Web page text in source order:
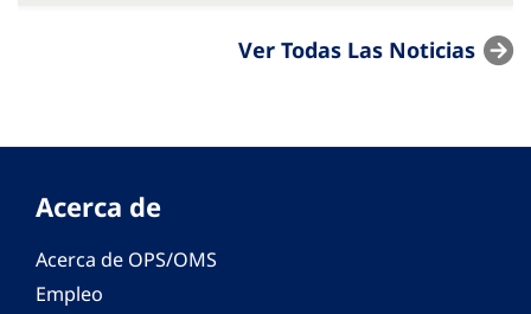
Ver Todas Las Noticias
Acerca de
Acerca de OPS/OMS
Empleo